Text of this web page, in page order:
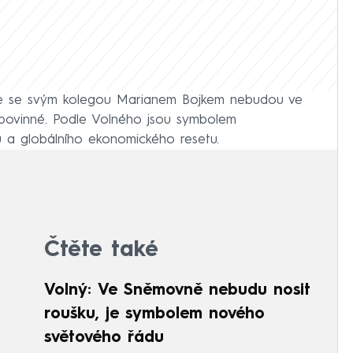
svým kolegou Marianem Bojkem nebudou ve
Podle Volného jsou symbolem
globálního ekonomického resetu.
Čtěte také
Volný: Ve Sněmovně nebudu nosit
roušku, je symbolem nového
světového řádu